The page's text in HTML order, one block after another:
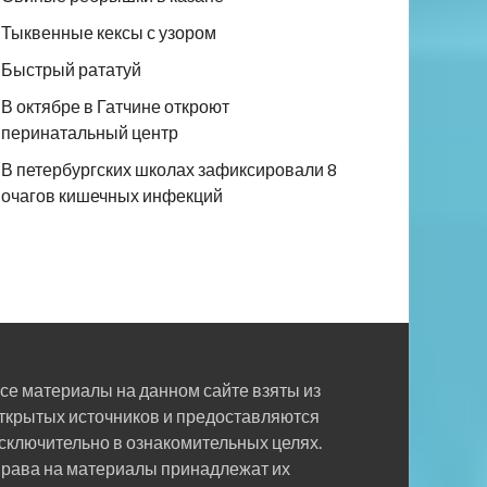
Тыквенные кексы с узором
Быстрый рататуй
В октябре в Гатчине откроют
перинатальный центр
В петербургских школах зафиксировали 8
очагов кишечных инфекций
материалы на данном сайте взяты из
источников и предоставляются
в ознакомительных целях.
на материалы принадлежат их